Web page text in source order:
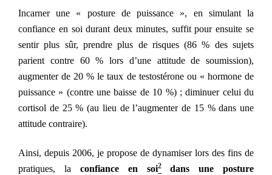
Incarner une « posture de puissance », en simulant la
confiance en soi durant deux minutes, suffit pour ensuite se
sentir plus sûr, prendre plus de risques (86 % des sujets
parient contre 60 % lors d’une attitude de soumission),
augmenter de 20 % le taux de testostérone ou « hormone de
puissance » (contre une baisse de 10 %) ; diminuer celui du
cortisol de 25 % (au lieu de l’augmenter de 15 % dans une
attitude contraire).
Ainsi, depuis 2006, je propose de dynamiser lors des fins de
pratiques, la confiance en soi2
dans une posture